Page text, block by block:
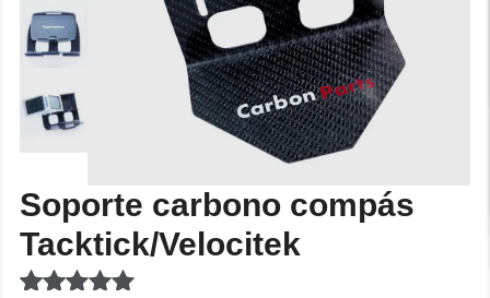
Soporte carbono compás
Tacktick/Velocitek